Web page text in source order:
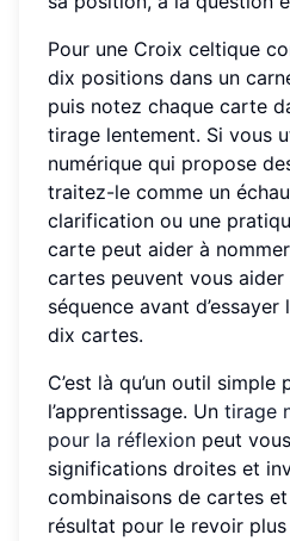
Pour une Croix celtique
dix positions dans un
puis notez chaque carte
tirage lentement. Si vous
numérique qui propose
traitez-le comme un
clarification ou une
carte peut aider à
cartes peuvent vous
séquence avant
dix cartes.
C’est là qu’un outil simple
l’apprentissage. Un tirage
pour la réflexion peut
significations droites et
combinaisons de cartes
résultat pour le revoir plus